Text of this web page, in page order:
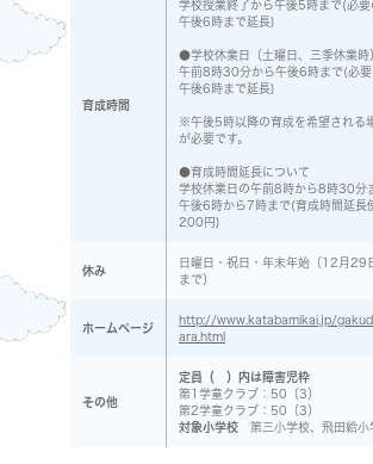
育成時間
学校授業終了から午後5時まで(必要
午後6時まで延長)
●学校休業日（土曜日、三季休業
午前8時30分から午後6時まで(必要
午後6時まで延長)
※午後5時以降の育成を希望される
が必要です。
●育成時間延長について
学校休業日の午前8時から8時30分
午後6時から7時まで(育成時間延長
200円)
休み
日曜日・祝日・年末年始（12月29
まで）
ホームページ
http://www.katabamikai.jp/
ara.html
その他
定員（ ）内は障害児枠
第1学童クラブ：50（3）
第2学童クラブ：50（3）
対象小学校 第三小学校、飛田給小